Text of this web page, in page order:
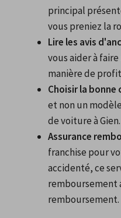
principal
vous preniez la
Lire les avis
vous aider à
manière de
Choisir la bonne
et non un
de voiture à Gien.
Assurance
franchise pour
accidenté, ce
remboursement
remboursement.